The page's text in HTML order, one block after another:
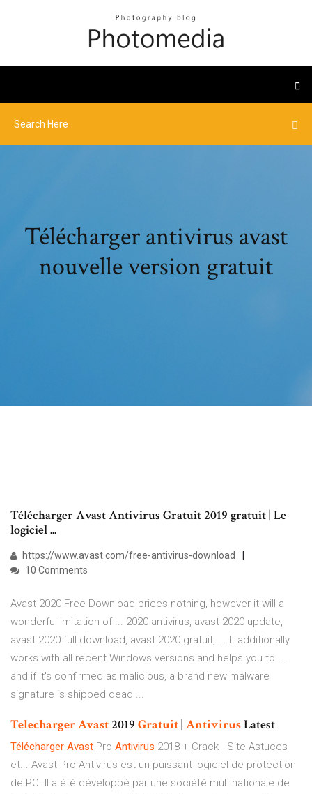
Télécharger antivirus avast
nouvelle version gratuit
Télécharger Avast Antivirus Gratuit 2019 gratuit | Le
logiciel ...
https://www.avast.com/free-antivirus-download
10 Comments
Avast 2020 Free Download prices nothing, however it will a
wonderful imitation of ... 2020 antivirus, avast 2020 update,
avast 2020 full download, avast 2020 gratuit, ... It additionally
works with all recent Windows versions and helps you to ...
and if it's confirmed as malicious, a brand new malware
signature is shipped dead ...
TelechargerAvast 2019 Gratuit| AntivirusLatest
Télécharger Avast Pro Antivirus 2018 + Crack - Site Astuces
et... Avast Pro Antivirus est un puissant logiciel de protection
de PC. Il a été développé par une société multinationale de